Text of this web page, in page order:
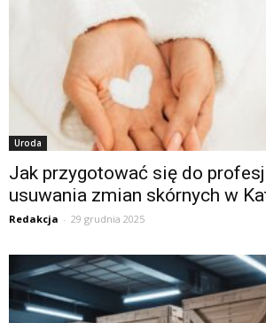
Uroda
Jak przygotować się do
usuwania zmian skórnych w
Redakcja - 29 grudnia 2025